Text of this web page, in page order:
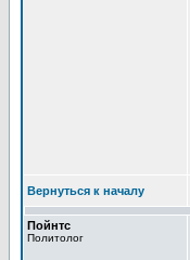
Вернуться к началу
Пойнтс
Политолог